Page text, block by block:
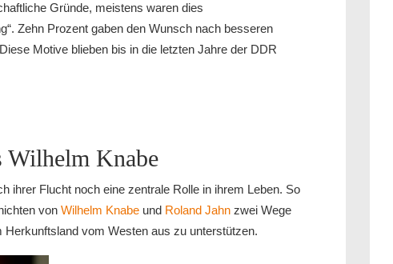
Gründe, meistens waren dies
Zehn Prozent gaben den Wunsch nach besseren
Motive blieben bis in die letzten Jahre der DDR
Wilhelm Knabe
ihrer Flucht noch eine zentrale Rolle in ihrem Leben. So
von Wilhelm Knabe und Roland Jahn zwei Wege
vom Westen aus zu unterstützen.